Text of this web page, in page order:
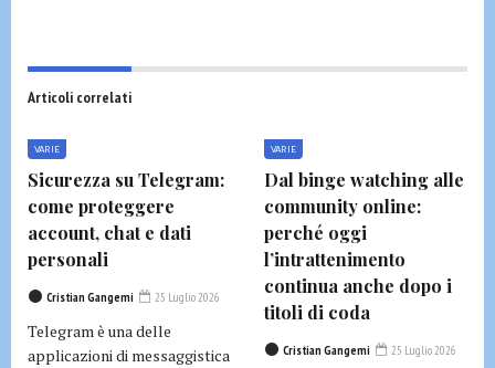
Articoli correlati
VARIE
Sicurezza su Telegram:
come proteggere
account, chat e dati
personali
Cristian Gangemi 25 Luglio 2026
Telegram è una delle
applicazioni di messaggistica
VARIE
Dal binge watching alle
community online:
perché oggi
l’intrattenimento
continua anche dopo i
titoli di coda
Cristian Gangemi 25 Luglio 2026